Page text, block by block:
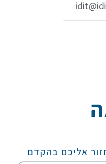
אליכם בהקדם